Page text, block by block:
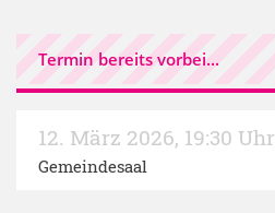
Termin bereits vorbei...
12. März 2026, 19:30 Uhr
Gemeindesaal